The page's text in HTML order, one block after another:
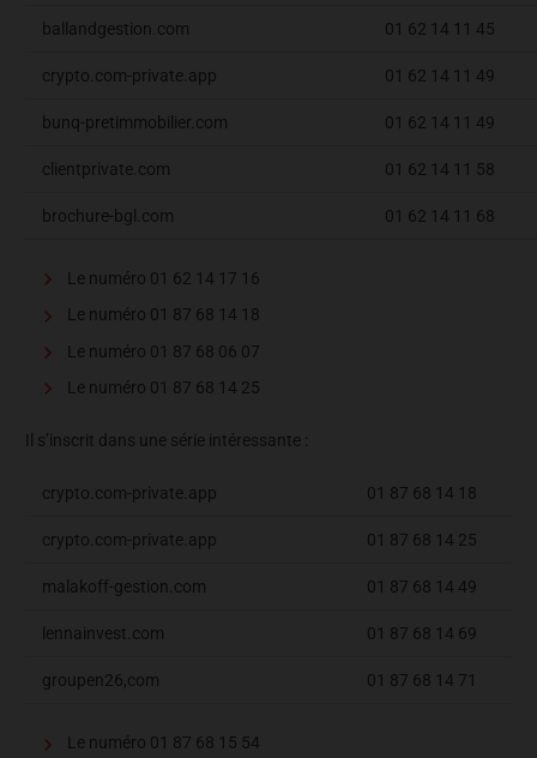
ballandgestion.com 01 62 14 11 45
crypto.com-private.app 01 62 14 11 49
bunq-pretimmobilier.com 01 62 14 11 49
clientprivate.com 01 62 14 11 58
brochure-bgl.com 01 62 14 11 68
Le numéro 01 62 14 17 16
Le numéro 01 87 68 14 18
Le numéro 01 87 68 06 07
Le numéro 01 87 68 14 25
Il s’inscrit dans une série intéressante :
crypto.com-private.app 01 87 68 14 18
crypto.com-private.app 01 87 68 14 25
malakoff-gestion.com 01 87 68 14 49
lennainvest.com 01 87 68 14 69
groupen26,com 01 87 68 14 71
Le numéro 01 87 68 15 54